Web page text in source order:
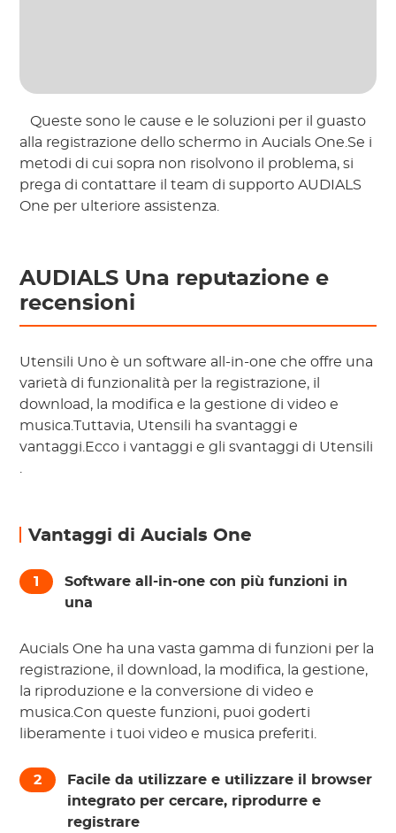
Queste sono le cause e le soluzioni per il guasto
alla registrazione dello schermo in Aucials One.Se i
metodi di cui sopra non risolvono il problema, si
prega di contattare il team di supporto AUDIALS
One per ulteriore assistenza.
AUDIALS Una reputazione e
recensioni
Utensili Uno è un software all-in-one che offre una
varietà di funzionalità per la registrazione, il
download, la modifica e la gestione di video e
musica.Tuttavia, Utensili ha svantaggi e
vantaggi.Ecco i vantaggi e gli svantaggi di Utensili
.
Vantaggi di Aucials One
1
Software all-in-one con più funzioni in
una
Aucials One ha una vasta gamma di funzioni per la
registrazione, il download, la modifica, la gestione,
la riproduzione e la conversione di video e
musica.Con queste funzioni, puoi goderti
liberamente i tuoi video e musica preferiti.
2
Facile da utilizzare e utilizzare il browser
integrato per cercare, riprodurre e
registrare